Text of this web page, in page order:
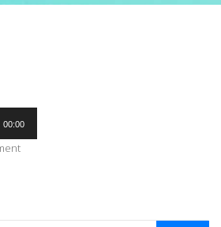
00:00